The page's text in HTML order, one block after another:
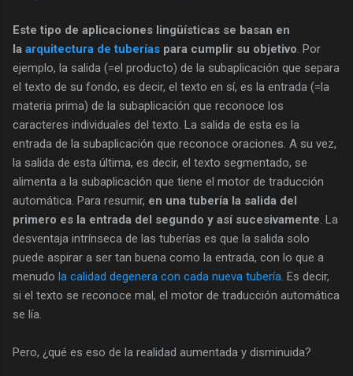
Este tipo de aplicaciones lingüísticas se basan en
la arquitectura de tuberías para cumplir su objetivo . Por
ejemplo, la salida (=el producto) de la subaplicación que separa
el texto de su fondo, es decir, el texto en sí, es la entrada (=la
materia prima) de la subaplicación que reconoce los
caracteres individuales del texto. La salida de esta es la
entrada de la subaplicación que reconoce oraciones. A su vez,
la salida de esta última, es decir, el texto segmentado, se
alimenta a la subaplicación que tiene el motor de traducción
automática. Para resumir, en una tubería la salida del
primero es la entrada del segundo y así sucesivamente . La
desventaja intrínseca de las tuberías es que la salida solo
puede aspirar a ser tan buena como la entrada, con lo que a
menudo la calidad degenera con cada nueva tubería . Es decir,
si el texto se reconoce mal, el motor de traducción automática
se lía.
Pero, ¿qué es eso de la realidad aumentada y disminuida?